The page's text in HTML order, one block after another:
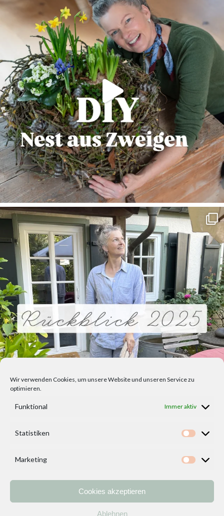
Wir verwenden Cookies, um unsere Website und unseren Service zu
optimieren.
Funktional Immer aktiv
Statistiken
Marketing
Cookies akzeptieren
Ablehnen
Kontakt